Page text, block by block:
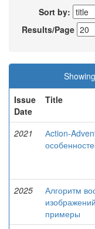
Sort by:
Results/Page
Issue
Date
Title
2021
Аction-
2025
Алгоритм
примеры